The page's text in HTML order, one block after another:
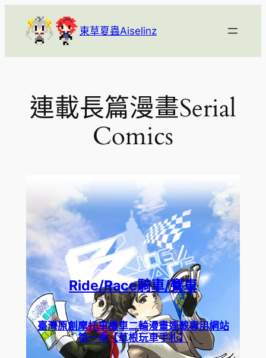
要
東草夏蟲Aiselinz
連載長篇漫畫Serial
Comics
Ride/Race騎車/賽車
臺灣原創摩托車機車二輪漫畫連載專用網站
第一季【草根玩車手札】